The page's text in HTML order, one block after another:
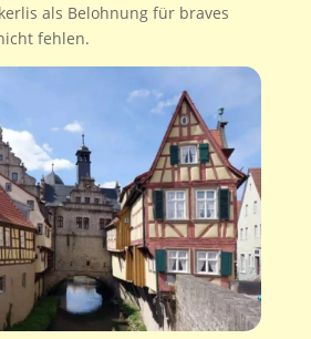
als Belohnung für braves
fehlen.